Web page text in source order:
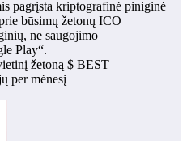
pagrįsta kriptografinė piniginė
būsimų žetonų ICO
ne saugojimo
Play“.
žetoną $ BEST
per mėnesį